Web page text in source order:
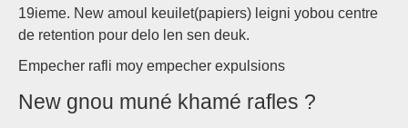
19ieme. New amoul keuilet(papiers) leigni yobou centre
de retention pour delo len sen deuk.
Empecher rafli moy empecher expulsions
New gnou muné khamé rafles ?